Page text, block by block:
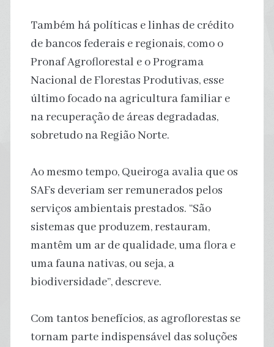
Também há políticas e linhas de crédito
de bancos federais e regionais, como o
Pronaf Agroflorestal e o Programa
Nacional de Florestas Produtivas, esse
último focado na agricultura familiar e
na recuperação de áreas degradadas,
sobretudo na Região Norte.
Ao mesmo tempo, Queiroga avalia que os
SAFs deveriam ser remunerados pelos
serviços ambientais prestados. “São
sistemas que produzem, restauram,
mantêm um ar de qualidade, uma flora e
uma fauna nativas, ou seja, a
biodiversidade”, descreve.
Com tantos benefícios, as agroflorestas se
tornam parte indispensável das soluções